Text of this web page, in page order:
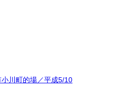
川町的場／平成5/10